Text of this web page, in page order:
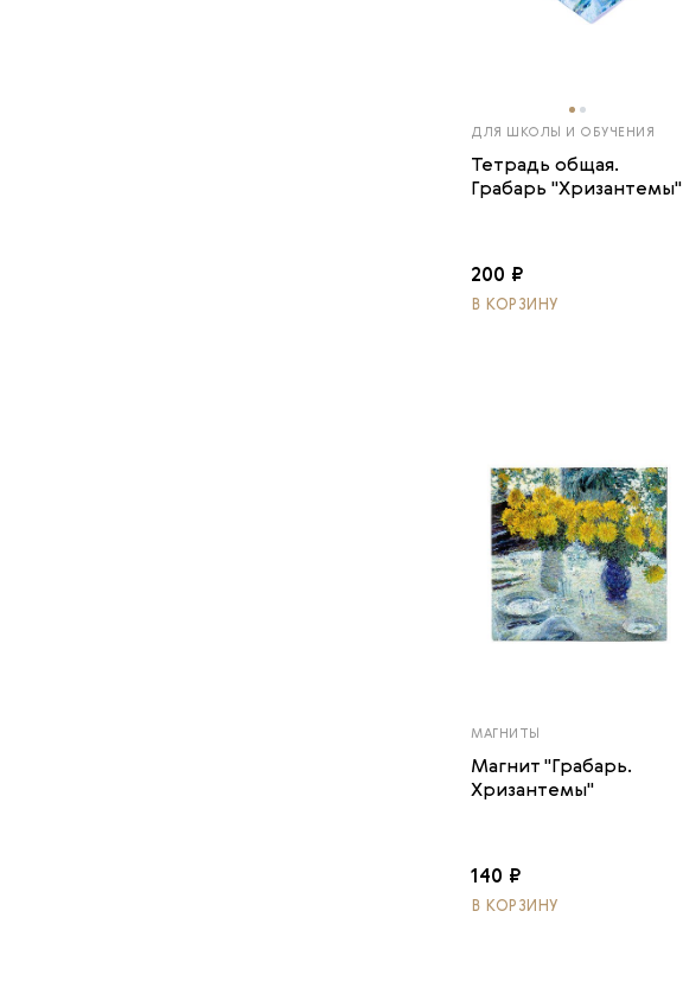
ДЛЯ ШКОЛЫ И ОБУЧЕНИЯ
Тетрадь общая.
Грабарь "Хризантемы"
200 ₽
В КОРЗИНУ
МАГНИТЫ
Магнит "Грабарь.
Хризантемы"
140 ₽
В КОРЗИНУ